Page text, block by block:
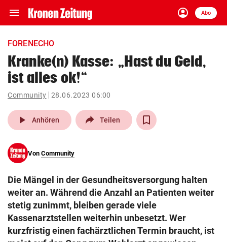
menu Navigation
ein-/ausklappen
account_circle
Anmelden
Abo
close Schließen
account_circle Anmelden
pin_drop
Wien arrow_right
search
eingeben
© Krone Multimedia GmbH & Co KG 2026
FORENECHO
Kranke(n) Kasse: „Hast du Geld,
ist alles ok!“
Community 28.06.2023 06:00
play_arrow Anhören Teilen
Von Community
Die Mängel in der Gesundheitsversorgung halten
weiter an. Während die Anzahl an Patienten weiter
stetig zunimmt, bleiben gerade viele
Kassenarztstellen weiterhin unbesetzt. Wer
kurzfristig einen fachärztlichen Termin braucht, ist